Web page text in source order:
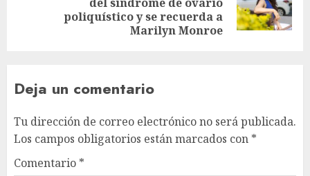
poliquístico y se recuerda a
Marilyn Monroe
Deja un comentario
Tu dirección de correo electrónico no será publicada.
Los campos obligatorios están marcados con *
Comentario *